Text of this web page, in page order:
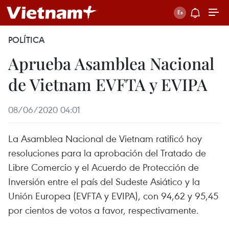
POLÍTICA
Aprueba Asamblea Nacional
de Vietnam EVFTA y EVIPA
08/06/2020 04:01
La Asamblea Nacional de Vietnam ratificó hoy
resoluciones para la aprobación del Tratado de
Libre Comercio y el Acuerdo de Protección de
Inversión entre el país del Sudeste Asiático y la
Unión Europea (EVFTA y EVIPA), con 94,62 y 95,45
por cientos de votos a favor, respectivamente.